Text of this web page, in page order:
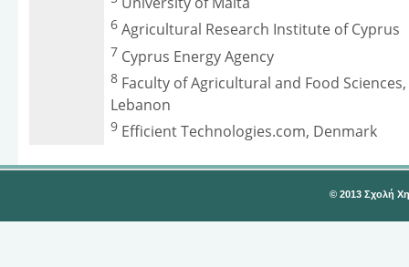
6 Agricultural Research Institute of Cyprus
7 Cyprus Energy Agency
8 Faculty of Agricultural and Food
Lebanon
9 Efficient Technologies.com, Denmark
© 2013 Σχολή